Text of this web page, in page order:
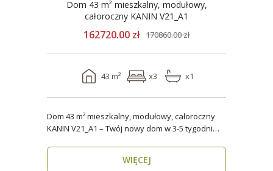
Dom 43 m² mieszkalny, modułowy,
całoroczny KANIN V21_A1
162720.00 zł 170860.00 zł
43 m² x3 x1
Dom 43 m² mieszkalny, modułowy, całoroczny
KANIN V21_A1 – Twój nowy dom w 3-5 tygodni
WIĘCEJ